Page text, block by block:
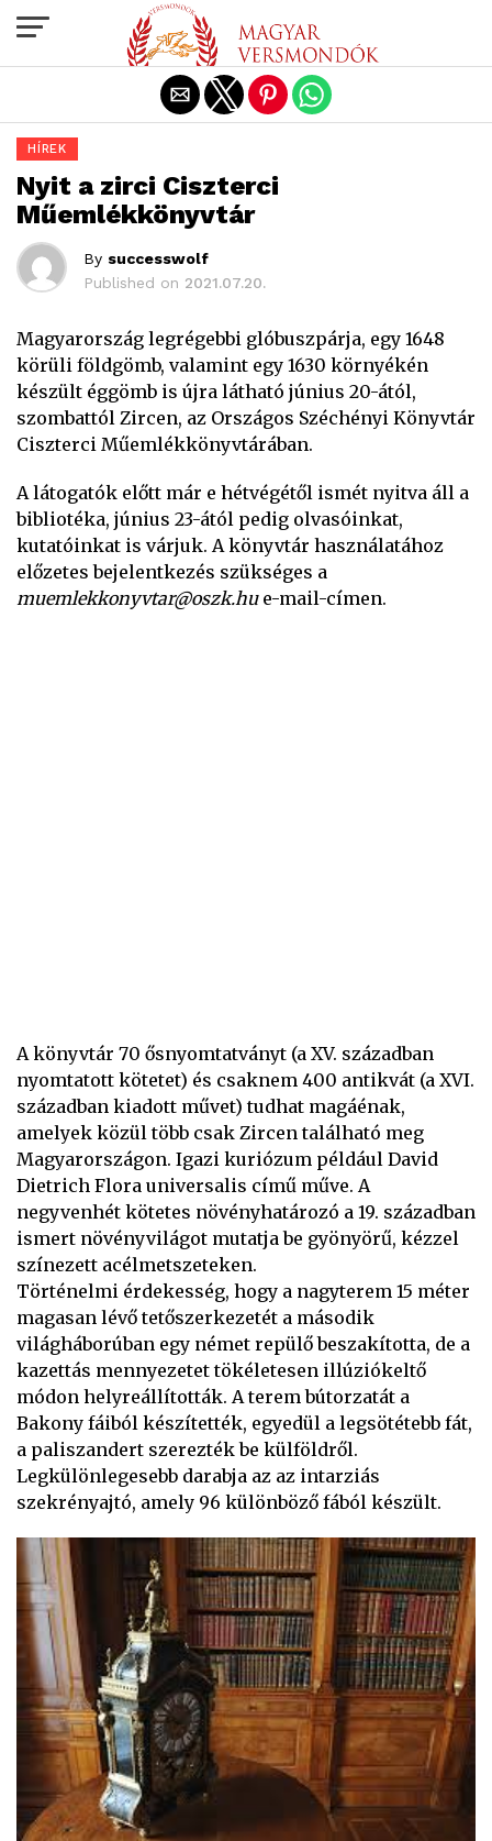
HÍREK
Nyit a zirci Ciszterci
Műemlékkönyvtár
By successwolf
Published on 2021.07.20.
Magyarország legrégebbi glóbuszpárja, egy 1648
körüli földgömb, valamint egy 1630 környékén
készült éggömb is újra látható június 20-ától,
szombattól Zircen, az Országos Széchényi Könyvtár
Ciszterci Műemlékkönyvtárában.
A látogatók előtt már e hétvégétől ismét nyitva áll a
bibliotéka, június 23-ától pedig olvasóinkat,
kutatóinkat is várjuk. A könyvtár használatához
előzetes bejelentkezés szükséges a
muemlekkonyvtar@oszk.hue-mail-címen.
A könyvtár 70 ősnyomtatványt (a XV. században
nyomtatott kötetet) és csaknem 400 antikvát (a XVI.
században kiadott művet) tudhat magáénak,
amelyek közül több csak Zircen található meg
Magyarországon. Igazi kuriózum például David
Dietrich Flora universalis című műve. A
negyvenhét kötetes növényhatározó a 19. században
ismert növényvilágot mutatja be gyönyörű, kézzel
színezett acélmetszeteken.
Történelmi érdekesség, hogy a nagyterem 15 méter
magasan lévő tetőszerkezetét a második
világháborúban egy német repülő beszakította, de a
kazettás mennyezetet tökéletesen illúziókeltő
módon helyreállították. A terem bútorzatát a
Bakony fáiból készítették, egyedül a legsötétebb fát,
a paliszandert szerezték be külföldről.
Legkülönlegesebb darabja az az intarziás
szekrényajtó, amely 96 különböző fából készült.
Exit mobile version